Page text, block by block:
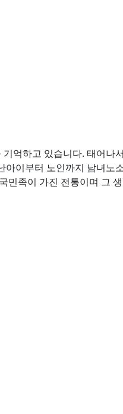
억하고 있습니다. 태어나
이부터 노인까지 남녀노
민족이 가진 전통이며 그